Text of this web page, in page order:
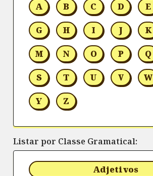
A B C D E
G H I J K
M N O P Q
S T U V W
Y Z
Listar por Classe Gramatical:
Adjetivos